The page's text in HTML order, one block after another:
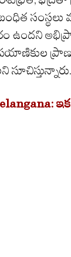
సంస్థలు
ఉందని
ఇక